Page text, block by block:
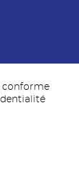
conforme